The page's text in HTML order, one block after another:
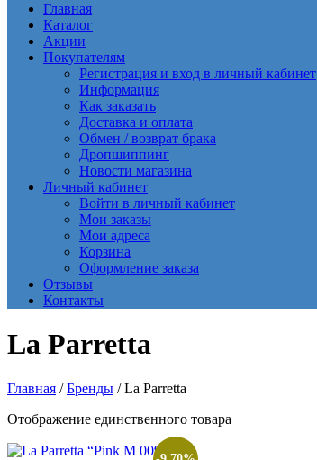
Главная
Каталог
Акции
Покупателям
Регистрация и вход в личный кабинет
Информация
Как заказать
Доставка и оплата
Обмен / возврат брака
Дропшиппинг
Новости магазина
Личный кабинет
Войти в личный кабинет
Мои заказы
Мои адреса
Корзина
Оформление заказа
Отзывы
Контакты
La Parretta
Главная /Бренды / La Parretta
Отображение единственного товара